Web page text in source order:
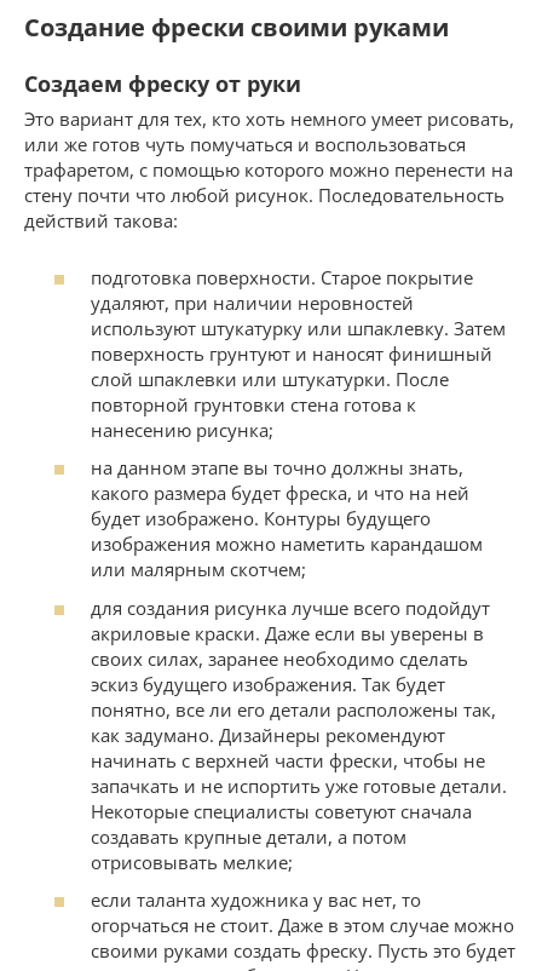
Создание фрески своими руками
Создаем фреску от руки
Это вариант для тех, кто хоть немного умеет рисовать,
или же готов чуть помучаться и воспользоваться
трафаретом, с помощью которого можно перенести на
стену почти что любой рисунок. Последовательность
действий такова:
подготовка поверхности. Старое покрытие
удаляют, при наличии неровностей
используют штукатурку или шпаклевку. Затем
поверхность грунтуют и наносят финишный
слой шпаклевки или штукатурки. После
повторной грунтовки стена готова к
нанесению рисунка;
на данном этапе вы точно должны знать,
какого размера будет фреска, и что на ней
будет изображено. Контуры будущего
изображения можно наметить карандашом
или малярным скотчем;
для создания рисунка лучше всего подойдут
акриловые краски. Даже если вы уверены в
своих силах, заранее необходимо сделать
эскиз будущего изображения. Так будет
понятно, все ли его детали расположены так,
как задумано. Дизайнеры рекомендуют
начинать с верхней части фрески, чтобы не
запачкать и не испортить уже готовые детали.
Некоторые специалисты советуют сначала
создавать крупные детали, а потом
отрисовывать мелкие;
если таланта художника у вас нет, то
огорчаться не стоит. Даже в этом случае можно
своими руками создать фреску. Пусть это будет